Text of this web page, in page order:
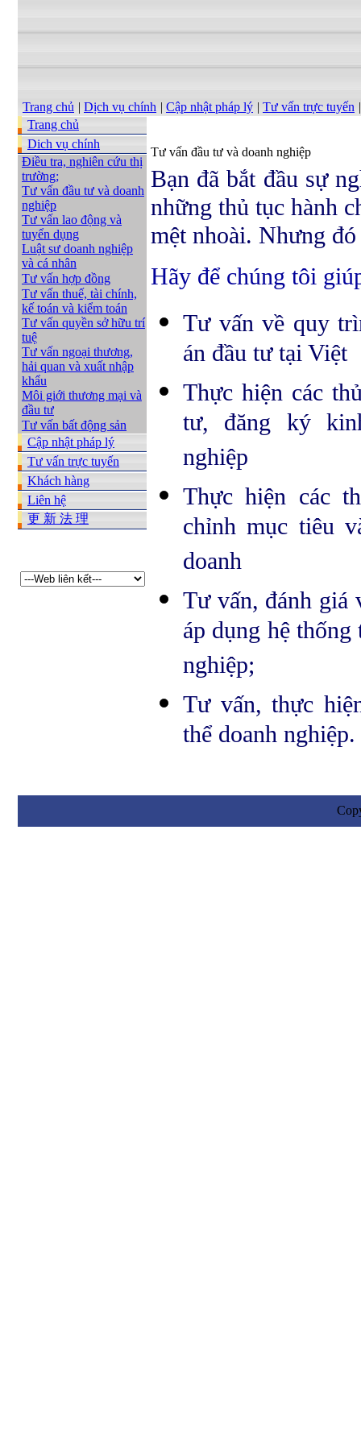
Trang chủ | Dịch vụ chính | Cập nhật pháp lý | Tư vấn trực tuyến |
Trang chủ
Dich vụ chính
Điều tra, nghiên cứu thị
trường;
Tư vấn đầu tư và doanh
nghiệp
Tư vấn lao động và
tuyển dụng
Luật sư doanh nghiệp
và cá nhân
Tư vấn hợp đồng
Tư vấn thuế, tài chính,
kế toán và kiểm toán
Tư vấn quyền sở hữu trí
tuệ
Tư vấn ngoại thương,
hải quan và xuất nhập
khẩu
Môi giới thương mại và
đầu tư
Tư vấn bất động sản
Cập nhật pháp lý
Tư vấn trực tuyến
Khách hàng
Liên hệ
更 新 法 理
Tư vấn đầu tư và doanh nghiệp
Bạn đã bắt đầu sự
những thủ tục hành
mệt nhoài. Nhưng
Hãy để chúng tôi
Tư vấn về quy
án đầu tư tại Việt
Thực hiện các
tư, đăng ký
nghiệp
Thực hiện các
chỉnh mục tiêu
doanh
Tư vấn, đánh giá
áp dụng hệ
nghiệp;
Tư vấn, thực
thể doanh nghiệp.